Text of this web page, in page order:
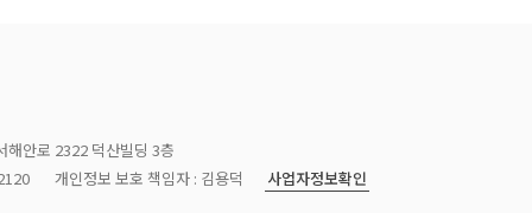
해안로 2322 덕산빌딩 3층
개인정보 보호 책임자 : 김용덕 사업자정보확인